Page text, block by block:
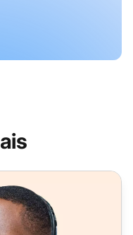
rico em recursos